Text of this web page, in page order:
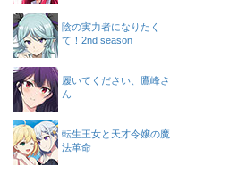
陰の実力者になりたく
て！2nd season
履いてください、鷹峰さ
ん
転生王女と天才令嬢の魔
法革命